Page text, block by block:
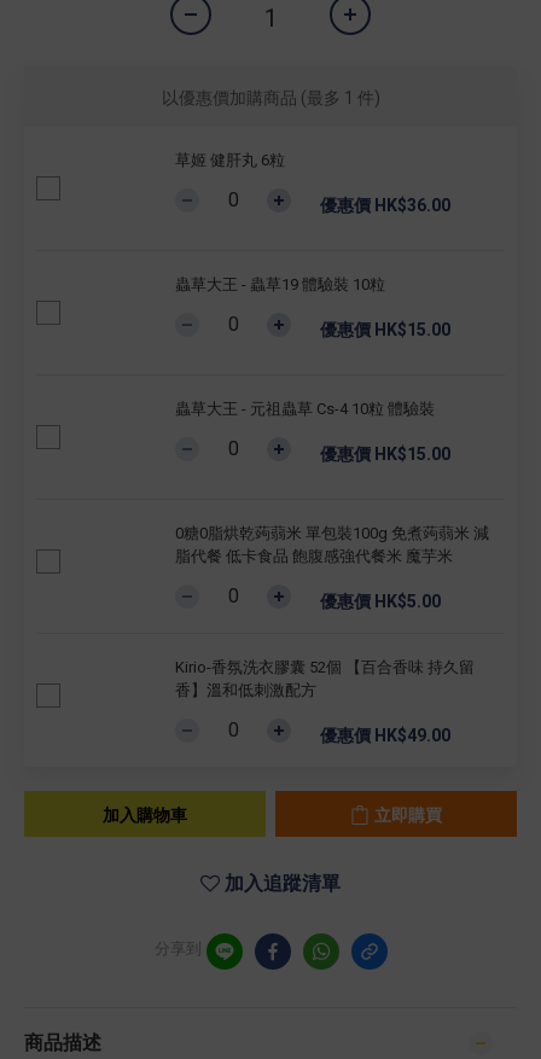
以優惠價加購商品 (最多 1 件)
草姬 健肝丸 6粒
優惠價 HK$36.00
蟲草大王 - 蟲草19 體驗裝 10粒
優惠價 HK$15.00
蟲草大王 - 元祖蟲草 Cs-4 10粒 體驗裝
優惠價 HK$15.00
0糖0脂烘乾蒟蒻米 單包裝100g 免煮蒟蒻米 減
脂代餐 低卡食品 飽腹感強代餐米 魔芋米
優惠價 HK$5.00
Kirio-香氛洗衣膠囊 52個 【百合香味 持久留
香】溫和低刺激配方
優惠價 HK$49.00
加入購物車 立即購買
加入追蹤清單
分享到
商品描述